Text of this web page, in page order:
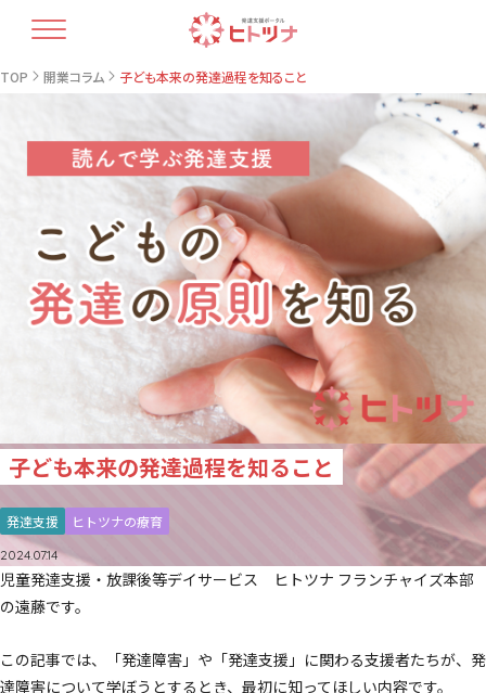
TOP
ヒトツナについて
療育人材育成
開業コラム
お問い合せ・資料請求
TOP 開業コラム 子ども本来の発達過程を知ること
子ども本来の発達過程を知ること
発達支援 ヒトツナの療育
2024.07.14
児童発達支援・放課後等デイサービス ヒトツナ フランチャイズ本部
の遠藤です。
この記事では、「発達障害」や「発達支援」に関わる支援者たちが、発
達障害について学ぼうとするとき、最初に知ってほしい内容です。